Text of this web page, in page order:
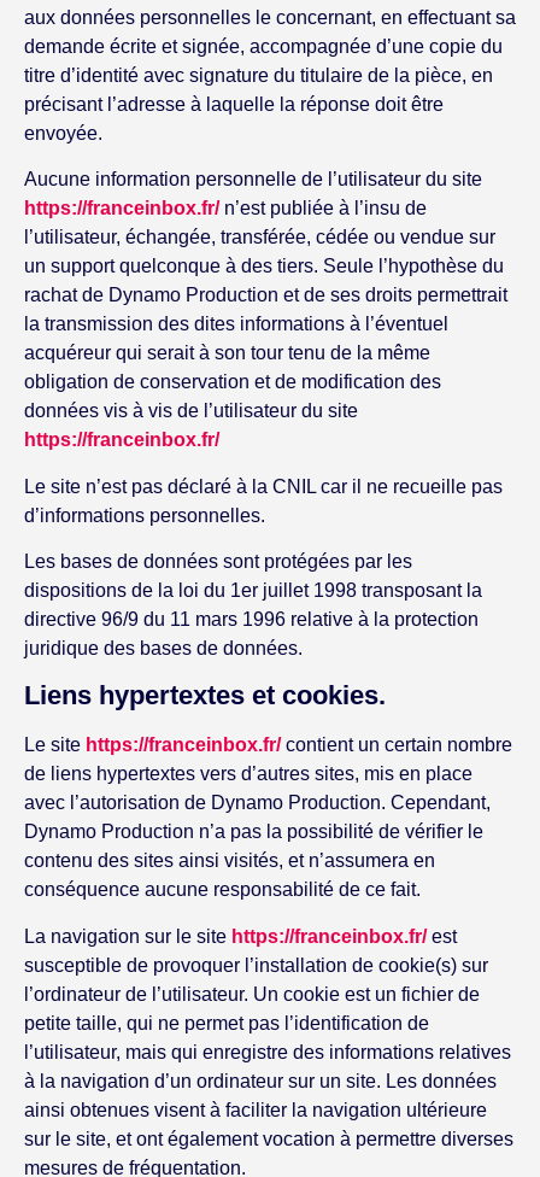
aux données personnelles le concernant, en effectuant sa
demande écrite et signée, accompagnée d’une copie du
titre d’identité avec signature du titulaire de la pièce, en
précisant l’adresse à laquelle la réponse doit être
envoyée.
Aucune information personnelle de l’utilisateur du site
https://franceinbox.fr/n’est publiée à l’insu de
l’utilisateur, échangée, transférée, cédée ou vendue sur
un support quelconque à des tiers. Seule l’hypothèse du
rachat de Dynamo Production et de ses droits permettrait
la transmission des dites informations à l’éventuel
acquéreur qui serait à son tour tenu de la même
obligation de conservation et de modification des
données vis à vis de l’utilisateur du site
https://franceinbox.fr/
Le site n’est pas déclaré à la CNIL car il ne recueille pas
d’informations personnelles.
Les bases de données sont protégées par les
dispositions de la loi du 1er juillet 1998 transposant la
directive 96/9 du 11 mars 1996 relative à la protection
juridique des bases de données.
Liens hypertextes et cookies.
Le site https://franceinbox.fr/contient un certain nombre
de liens hypertextes vers d’autres sites, mis en place
avec l’autorisation de Dynamo Production. Cependant,
Dynamo Production n’a pas la possibilité de vérifier le
contenu des sites ainsi visités, et n’assumera en
conséquence aucune responsabilité de ce fait.
La navigation sur le site https://franceinbox.fr/est
susceptible de provoquer l’installation de cookie(s) sur
l’ordinateur de l’utilisateur. Un cookie est un fichier de
petite taille, qui ne permet pas l’identification de
l’utilisateur, mais qui enregistre des informations relatives
à la navigation d’un ordinateur sur un site. Les données
ainsi obtenues visent à faciliter la navigation ultérieure
sur le site, et ont également vocation à permettre diverses
mesures de fréquentation.